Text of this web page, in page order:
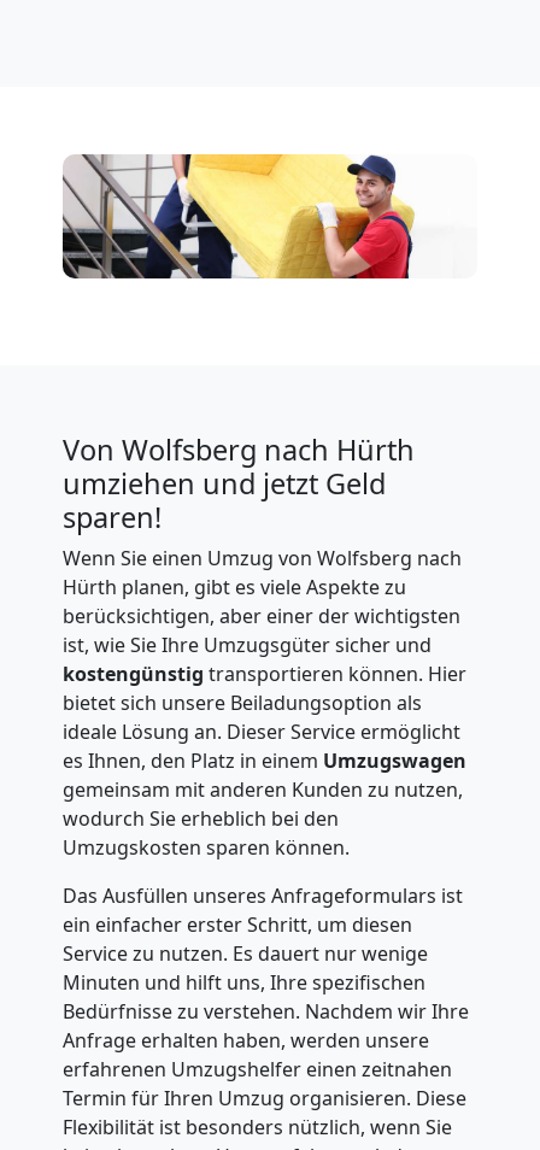
Von Wolfsberg nach Hürth
umziehen und jetzt Geld
sparen!
Wenn Sie einen Umzug von Wolfsberg nach
Hürth planen, gibt es viele Aspekte zu
berücksichtigen, aber einer der wichtigsten
ist, wie Sie Ihre Umzugsgüter sicher und
kostengünstig transportieren können. Hier
bietet sich unsere Beiladungsoption als
ideale Lösung an. Dieser Service ermöglicht
es Ihnen, den Platz in einem Umzugswagen
gemeinsam mit anderen Kunden zu nutzen,
wodurch Sie erheblich bei den
Umzugskosten sparen können.
Das Ausfüllen unseres Anfrageformulars ist
ein einfacher erster Schritt, um diesen
Service zu nutzen. Es dauert nur wenige
Minuten und hilft uns, Ihre spezifischen
Bedürfnisse zu verstehen. Nachdem wir Ihre
Anfrage erhalten haben, werden unsere
erfahrenen Umzugshelfer einen zeitnahen
Termin für Ihren Umzug organisieren. Diese
Flexibilität ist besonders nützlich, wenn Sie